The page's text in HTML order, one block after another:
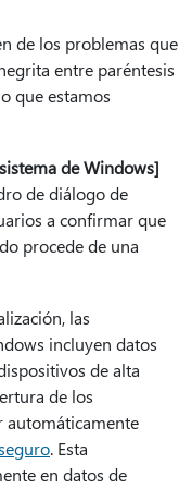
de los problemas que
entre paréntesis
que estamos
de Windows]
de diálogo de
a confirmar que
procede de una
las
incluyen datos
de alta
de los
automáticamente
. Esta
en datos de